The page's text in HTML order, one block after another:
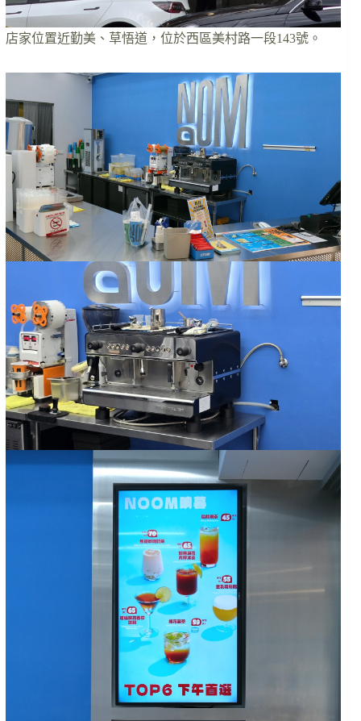
店家位置近勤美、草悟道，位於西區美村路一段143號。